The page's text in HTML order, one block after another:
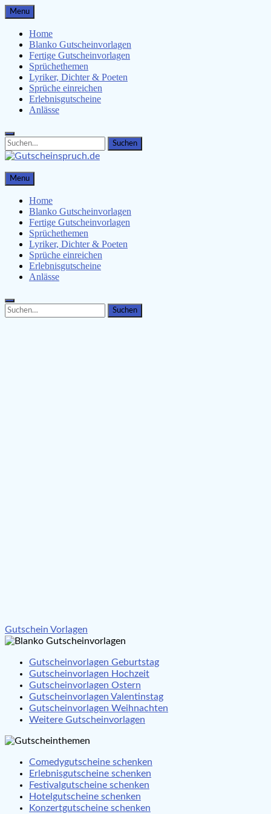
Skip
to
content
Menu
Home
Blanko Gutscheinvorlagen
Fertige Gutscheinvorlagen
Sprüchethemen
Lyriker, Dichter & Poeten
Sprüche einreichen
Erlebnisgutscheine
Anlässe
Search
for:
Search
Gutscheinspruch.de
Gutscheinsprüche & Gutscheinvorlagen finden
Menu
Home
Blanko Gutscheinvorlagen
Fertige Gutscheinvorlagen
Sprüchethemen
Lyriker, Dichter & Poeten
Sprüche einreichen
Erlebnisgutscheine
Anlässe
Search
for:
Search
Beitragsnavigation
Gutschein Vorlagen
Gutscheinvorlagen Geburtstag
Gutscheinvorlagen Hochzeit
Gutscheinvorlagen Ostern
Gutscheinvorlagen Valentinstag
Gutscheinvorlagen Weihnachten
Weitere Gutscheinvorlagen
Comedygutscheine schenken
Erlebnisgutscheine schenken
Festivalgutscheine schenken
Hotelgutscheine schenken
Konzertgutscheine schenken